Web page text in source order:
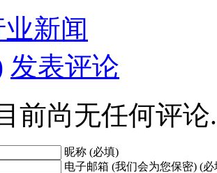
新闻
发表评论
前尚无任何评论.
昵称 (必填)
电子邮箱 (我们会为您保密) (必